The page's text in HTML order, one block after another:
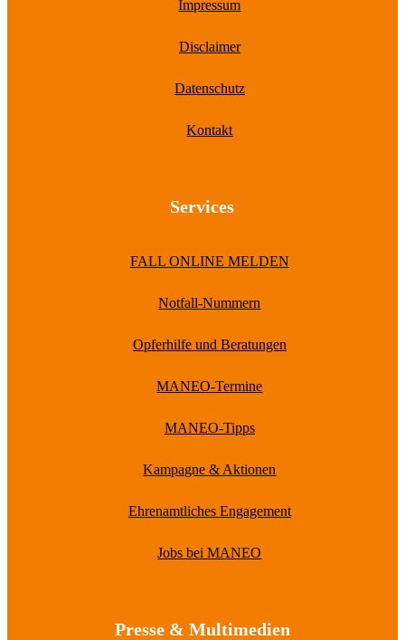
Impressum
Disclaimer
Datenschutz
Kontakt
Services
FALL ONLINE MELDEN
Notfall-Nummern
Opferhilfe und Beratungen
MANEO-Termine
MANEO-Tipps
Kampagne & Aktionen
Ehrenamtliches Engagement
Jobs bei MANEO
Presse & Multimedien